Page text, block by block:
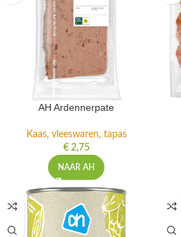
AH Ardennerpate
Kaas, vleeswaren, tapas
€2,75
NAAR AH